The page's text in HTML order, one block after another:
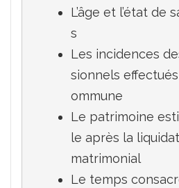
L’âge et l’état de
s
Les incidences
sionnels
ommune
Le patrimoine
le après la
matrimonial
Le temps